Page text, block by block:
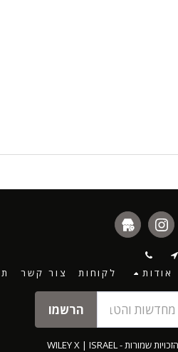
אודות לקוחות צור קשר
הרשמו
WILEY X | ISRAEL